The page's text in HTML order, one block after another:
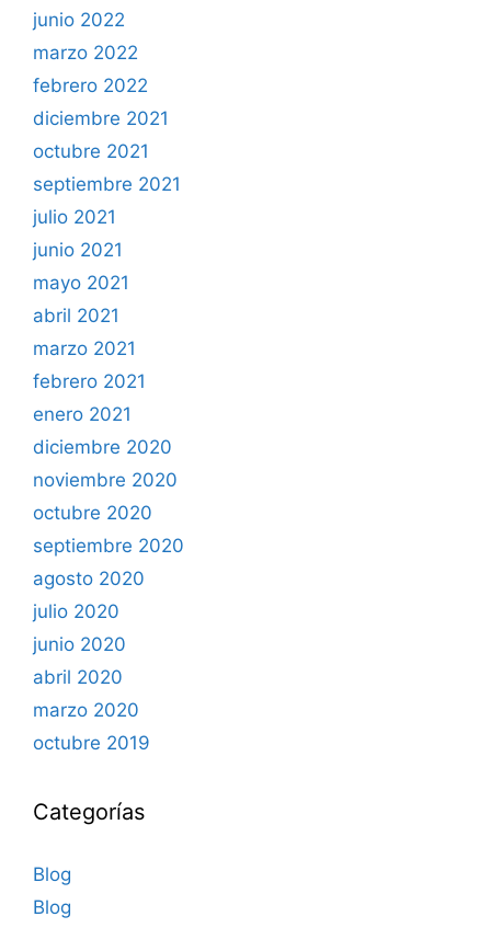
junio 2022
marzo 2022
febrero 2022
diciembre 2021
octubre 2021
septiembre 2021
julio 2021
junio 2021
mayo 2021
abril 2021
marzo 2021
febrero 2021
enero 2021
diciembre 2020
noviembre 2020
octubre 2020
septiembre 2020
agosto 2020
julio 2020
junio 2020
abril 2020
marzo 2020
octubre 2019
Categorías
Blog
Blog